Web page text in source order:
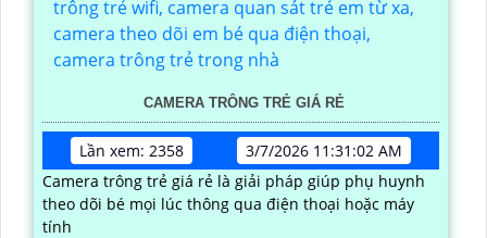
CAMERA TRÔNG TRẺ GIÁ RẺ
Lần xem: 2358
3/7/2026 11:31:02 AM
Camera trông trẻ giá rẻ là giải pháp giúp phụ huynh
theo dõi bé mọi lúc thông qua điện thoại hoặc máy
tính